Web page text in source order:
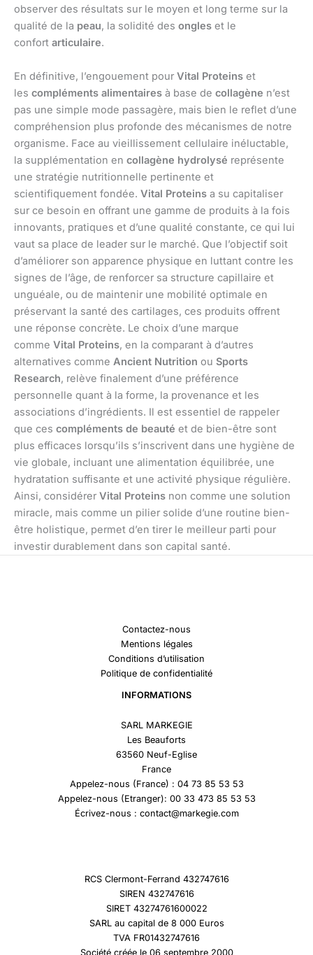
observer des résultats sur le moyen et long terme sur la
qualité de la peau, la solidité des ongles et le
confort articulaire.
En définitive, l’engouement pour Vital Proteins et
les compléments alimentaires à base de collagène n’est
pas une simple mode passagère, mais bien le reflet d’une
compréhension plus profonde des mécanismes de notre
organisme. Face au vieillissement cellulaire inéluctable,
la supplémentation en collagène hydrolysé représente
une stratégie nutritionnelle pertinente et
scientifiquement fondée. Vital Proteins a su capitaliser
sur ce besoin en offrant une gamme de produits à la fois
innovants, pratiques et d’une qualité constante, ce qui lui
vaut sa place de leader sur le marché. Que l’objectif soit
d’améliorer son apparence physique en luttant contre les
signes de l’âge, de renforcer sa structure capillaire et
unguéale, ou de maintenir une mobilité optimale en
préservant la santé des cartilages, ces produits offrent
une réponse concrète. Le choix d’une marque
comme Vital Proteins, en la comparant à d’autres
alternatives comme Ancient Nutrition ou Sports
Research, relève finalement d’une préférence
personnelle quant à la forme, la provenance et les
associations d’ingrédients. Il est essentiel de rappeler
que ces compléments de beauté et de bien-être sont
plus efficaces lorsqu’ils s’inscrivent dans une hygiène de
vie globale, incluant une alimentation équilibrée, une
hydratation suffisante et une activité physique régulière.
Ainsi, considérer Vital Proteins non comme une solution
miracle, mais comme un pilier solide d’une routine bien-
être holistique, permet d’en tirer le meilleur parti pour
investir durablement dans son capital santé.
Contactez-nous
Mentions légales
Conditions d’utilisation
Politique de confidentialité
INFORMATIONS
SARL MARKEGIE
Les Beauforts
63560 Neuf-Eglise
France
Appelez-nous (France) : 04 73 85 53 53
Appelez-nous (Etranger): 00 33 473 85 53 53
Écrivez-nous : contact@markegie.com
RCS Clermont-Ferrand 432747616
SIREN 432747616
SIRET 43274761600022
SARL au capital de 8 000 Euros
TVA FR01432747616
Société créée le 06 septembre 2000